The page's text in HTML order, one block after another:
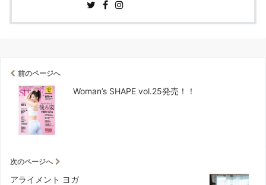
前のページへ
Woman’s SHAPE vol.25発売！！
次のページへ
アライメント ヨガ